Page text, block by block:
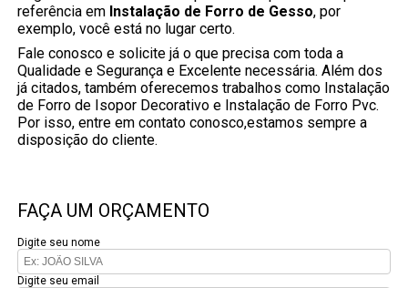
referência em Instalação de Forro de Gesso, por
exemplo, você está no lugar certo.
Fale conosco e solicite já o que precisa com toda a
Qualidade e Segurança e Excelente necessária. Além dos
já citados, também oferecemos trabalhos como Instalação
de Forro de Isopor Decorativo e Instalação de Forro Pvc.
Por isso, entre em contato conosco,estamos sempre a
disposição do cliente.
FAÇA UM ORÇAMENTO
Digite seu nome
Digite seu email